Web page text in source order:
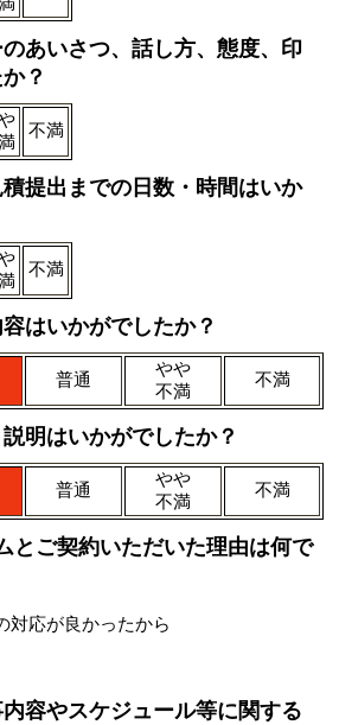
あいさつ、話し方、態度、印
？
不満
提出までの日数・時間はいか
不満
はいかがでしたか？
普通
やや
不満
不満
明はいかがでしたか？
普通
やや
不満
不満
とご契約いただいた理由は何で
対応が良かったから
容やスケジュール等に関する